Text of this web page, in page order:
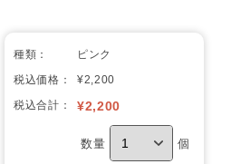
種類：
ピンク
税込価格：
¥2,200
税込合計：
¥2,200
数量 個